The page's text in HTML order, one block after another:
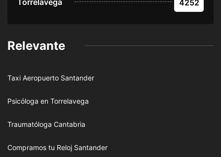
4252
Relevante
Taxi Aeropuerto Santander
Psicóloga en Torrelavega
Traumatóloga Cantabria
Compramos tu Reloj Santander